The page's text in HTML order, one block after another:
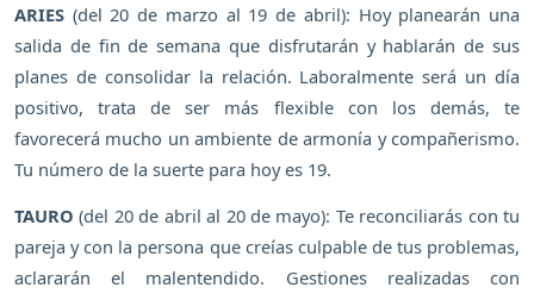
ARIES (del 20 de marzo al 19 de abril): Hoy planearán una
salida de fin de semana que disfrutarán y hablarán de sus
planes de consolidar la relación. Laboralmente será un día
positivo, trata de ser más flexible con los demás, te
favorecerá mucho un ambiente de armonía y compañerismo.
Tu número de la suerte para hoy es 19.
TAURO (del 20 de abril al 20 de mayo): Te reconciliarás con tu
pareja y con la persona que creías culpable de tus problemas,
aclararán el malentendido. Gestiones realizadas con